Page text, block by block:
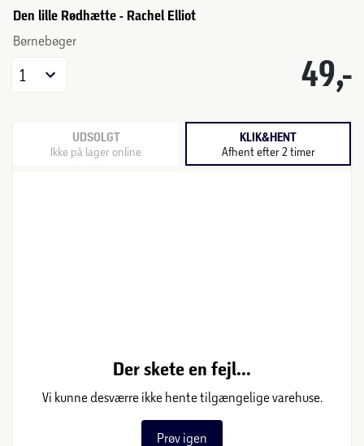
Den lille Rødhætte - Rachel Elliot
Børnebøger
49,-
1
UDSOLGT
Ikke på lager online
KLIK&HENT
Afhent efter 2 timer
Der skete en fejl...
Vi kunne desværre ikke hente tilgængelige varehuse.
Prøv igen